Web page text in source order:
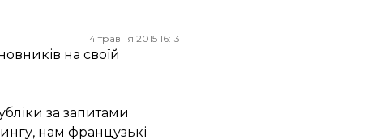
14 травня 2015 16:13
на своїй
за запитами
нам французькі